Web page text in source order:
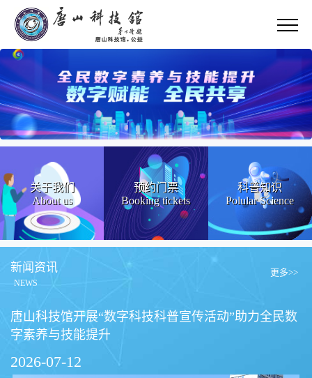
关于我们
About us
预约门票
Booking tickets
科普知识
Polular Science
新闻资讯
NEWS
更多>>
唐山科技馆开展“数字科技科普宣传活动”助力全民数
字素养与技能提升
2026-07-12